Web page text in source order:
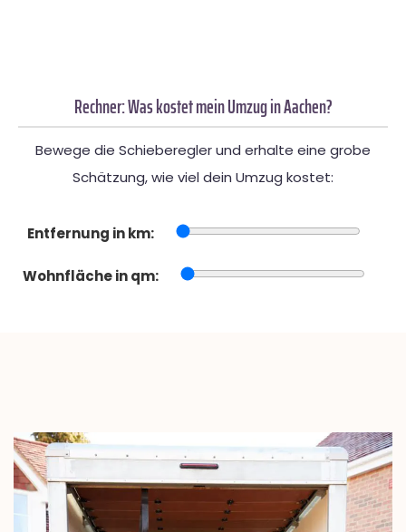
Rechner: Was kostet mein Umzug in Aachen?
Bewege die Schieberegler und erhalte eine grobe
Schätzung, wie viel dein Umzug kostet:
Entfernung in km:
Wohnfläche in qm: